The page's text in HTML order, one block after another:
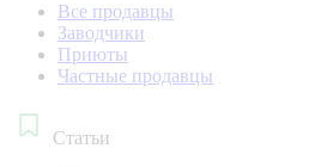
Все продавцы
Заводчики
Приюты
Частные продавцы
Статьи